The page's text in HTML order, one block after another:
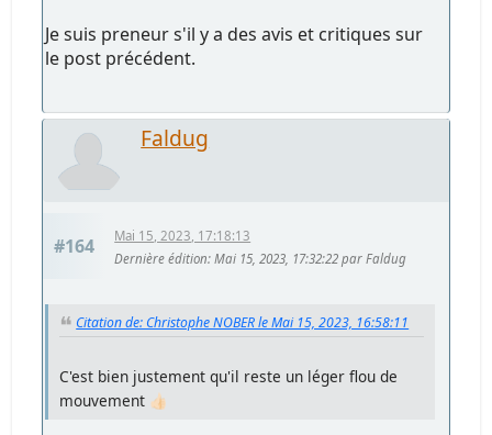
Je suis preneur s'il y a des avis et critiques sur
le post précédent.
Faldug
#164
Mai 15, 2023, 17:18:13
Dernière édition: Mai 15, 2023, 17:32:22 par Faldug
Citation de: Christophe NOBER le Mai 15, 2023, 16:58:11
C'est bien justement qu'il reste un léger flou de
mouvement 👍🏻